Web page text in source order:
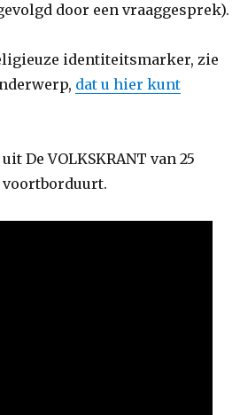
door een vraaggesprek).
identiteitsmarker, zie
dat u hier kunt
De VOLKSKRANT van 25
voortborduurt.